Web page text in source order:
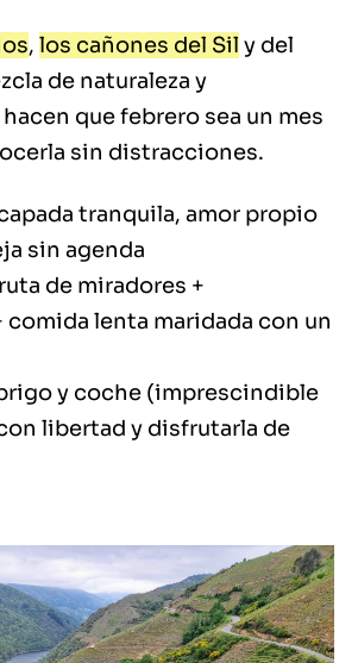
, los cañones del Sil y del
de naturaleza y
que febrero sea un mes
sin distracciones.
tranquila, amor propio
sin agenda
ruta de miradores +
comida lenta maridada con un
y coche (imprescindible
libertad y disfrutarla de